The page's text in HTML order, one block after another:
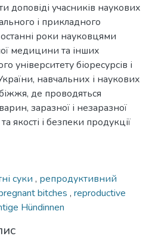
доповіді учасників наукових
і прикладного
роки науковцями
медицини та інших
університету біоресурсів і
навчальних і наукових
де проводяться
заразної і незаразної
якості і безпеки продукції
суки , репродуктивний
bitches , reproductive
Hündinnen